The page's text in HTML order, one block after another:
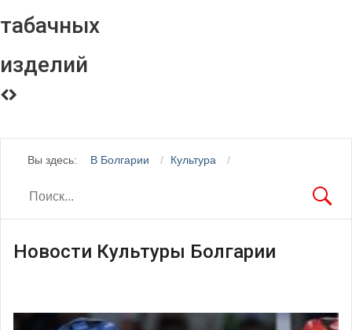
табачных
изделий
Вы здесь: В Болгарии Культура
Новости Культуры Болгарии